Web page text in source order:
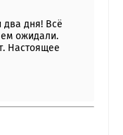
дня! Всё
ожидали.
Настоящее